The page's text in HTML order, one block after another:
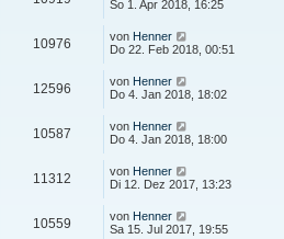
So 1. Apr 2018, 16:25
10976 von Henner
Do 22. Feb 2018, 00:51
12596 von Henner
Do 4. Jan 2018, 18:02
10587 von Henner
Do 4. Jan 2018, 18:00
11312 von Henner
Di 12. Dez 2017, 13:23
10559 von Henner
Sa 15. Jul 2017, 19:55